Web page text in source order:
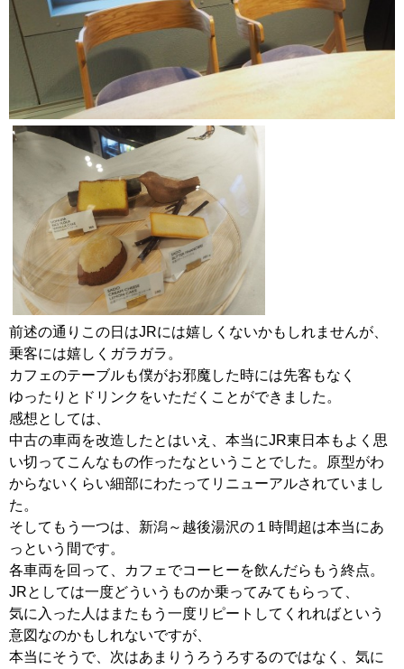
前述の通りこの日はJRには嬉しくないかもしれませんが、
乗客には嬉しくガラガラ。
カフェのテーブルも僕がお邪魔した時には先客もなく
ゆったりとドリンクをいただくことができました。
感想としては、
中古の車両を改造したとはいえ、本当にJR東日本もよく思
い切ってこんなもの作ったなということでした。原型がわ
からないくらい細部にわたってリニューアルされていまし
た。
そしてもう一つは、新潟～越後湯沢の１時間超は本当にあ
っという間です。
各車両を回って、カフェでコーヒーを飲んだらもう終点。
JRとしては一度どういうものか乗ってみてもらって、
気に入った人はまたもう一度リピートしてくれればという
意図なのかもしれないですが、
本当にそうで、次はあまりうろうろするのではなく、気に